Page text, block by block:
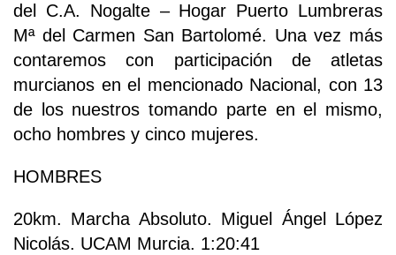
del C.A. Nogalte – Hogar Puerto Lumbreras
Mª del Carmen San Bartolomé. Una vez más
contaremos con participación de atletas
murcianos en el mencionado Nacional, con 13
de los nuestros tomando parte en el mismo,
ocho hombres y cinco mujeres.
HOMBRES
20km. Marcha Absoluto. Miguel Ángel López
Nicolás. UCAM Murcia. 1:20:41